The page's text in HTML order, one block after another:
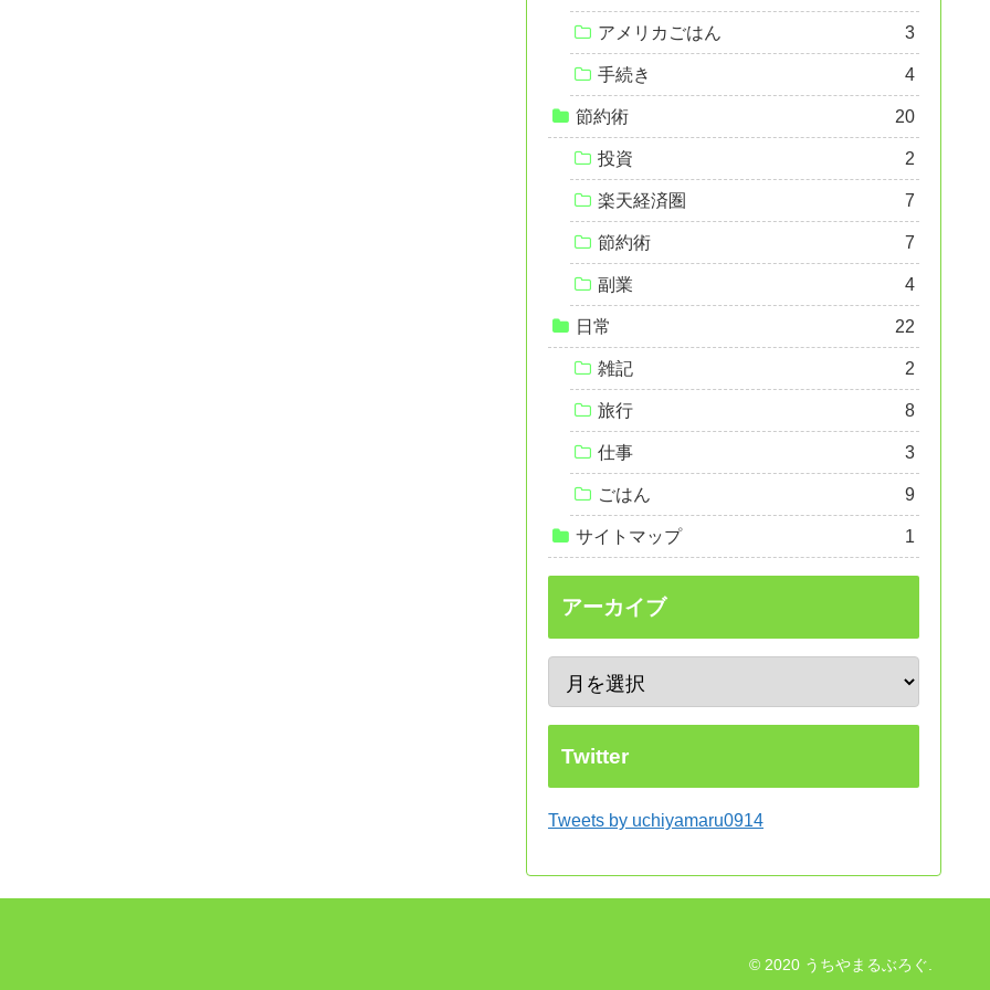
アメリカごはん 3
手続き 4
節約術 20
投資 2
楽天経済圏 7
節約術 7
副業 4
日常 22
雑記 2
旅行 8
仕事 3
ごはん 9
サイトマップ 1
アーカイブ
Twitter
Tweets by uchiyamaru0914
© 2020 うちやまるぶろぐ.